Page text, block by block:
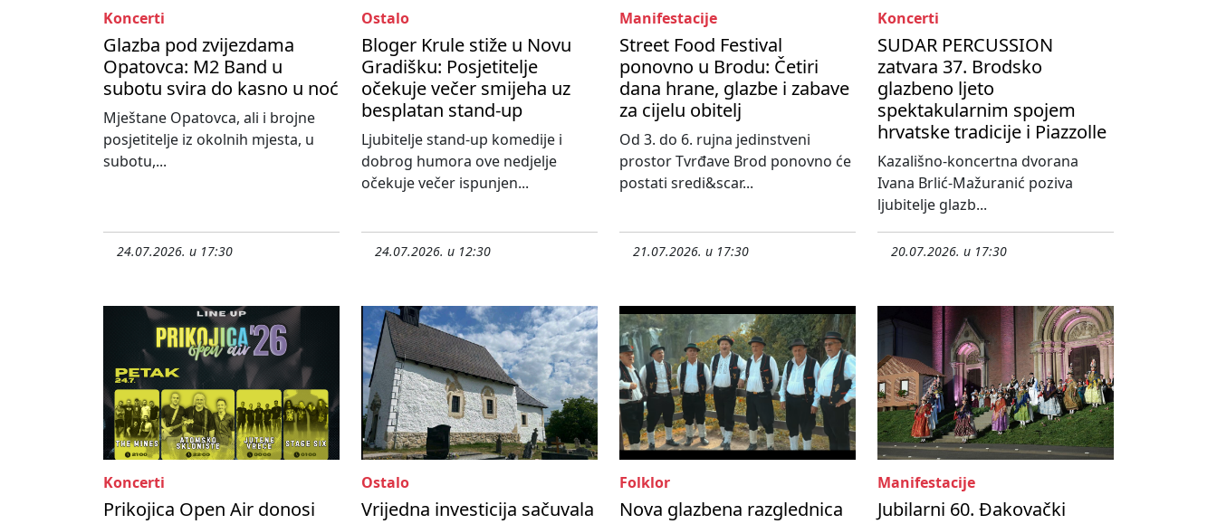
Koncerti
Glazba pod zvijezdama
Opatovca: M2 Band u
subotu svira do kasno u noć
Mještane Opatovca, ali i brojne
posjetitelje iz okolnih mjesta, u
subotu,...
24.07.2026. u 17:30
Ostalo
Bloger Krule stiže u Novu
Gradišku: Posjetitelje
očekuje večer smijeha uz
besplatan stand-up
Ljubitelje stand-up komedije i
dobrog humora ove nedjelje
očekuje večer ispunjen...
24.07.2026. u 12:30
Manifestacije
Street Food Festival
ponovno u Brodu: Četiri
dana hrane, glazbe i zabave
za cijelu obitelj
Od 3. do 6. rujna jedinstveni
prostor Tvrđave Brod ponovno će
postati sredi&scar...
21.07.2026. u 17:30
Koncerti
SUDAR PERCUSSION
zatvara 37. Brodsko
glazbeno ljeto
spektakularnim spojem
hrvatske tradicije i Piazzolle
Kazališno-koncertna dvorana
Ivana Brlić-Mažuranić poziva
ljubitelje glazb...
20.07.2026. u 17:30
Koncerti
Prikojica Open Air donosi
Ostalo
Vrijedna investicija sačuvala
Folklor
Nova glazbena razglednica
Manifestacije
Jubilarni 60. Đakovački